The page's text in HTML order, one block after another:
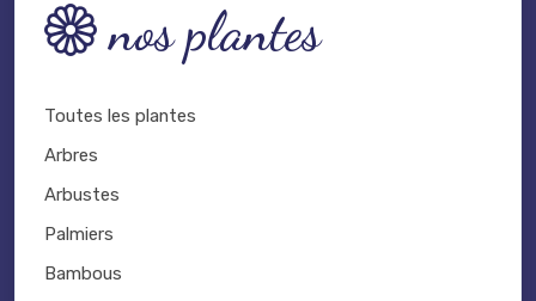
nos plantes
Toutes les plantes
Arbres
Arbustes
Palmiers
Bambous